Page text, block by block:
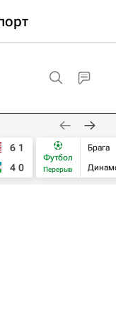
6 1
4 0
Футбол
Перерыв
Брага